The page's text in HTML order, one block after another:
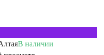
В наличии